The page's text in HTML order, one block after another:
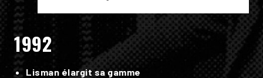
1992
Lisman élargit sa gamme